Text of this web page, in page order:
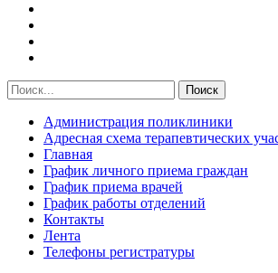
Администрация поликлиники
Адресная схема терапевтических
Главная
График личного приема граждан
График приема врачей
График работы отделений
Контакты
Лента
Телефоны регистратуры